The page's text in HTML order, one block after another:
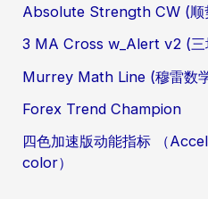
Absolute Strength CW (顺
3 MA Cross w_Alert v2 (三
Murrey Math Line (穆雷数
Forex Trend Champion
四色加速版动能指标 （
color）